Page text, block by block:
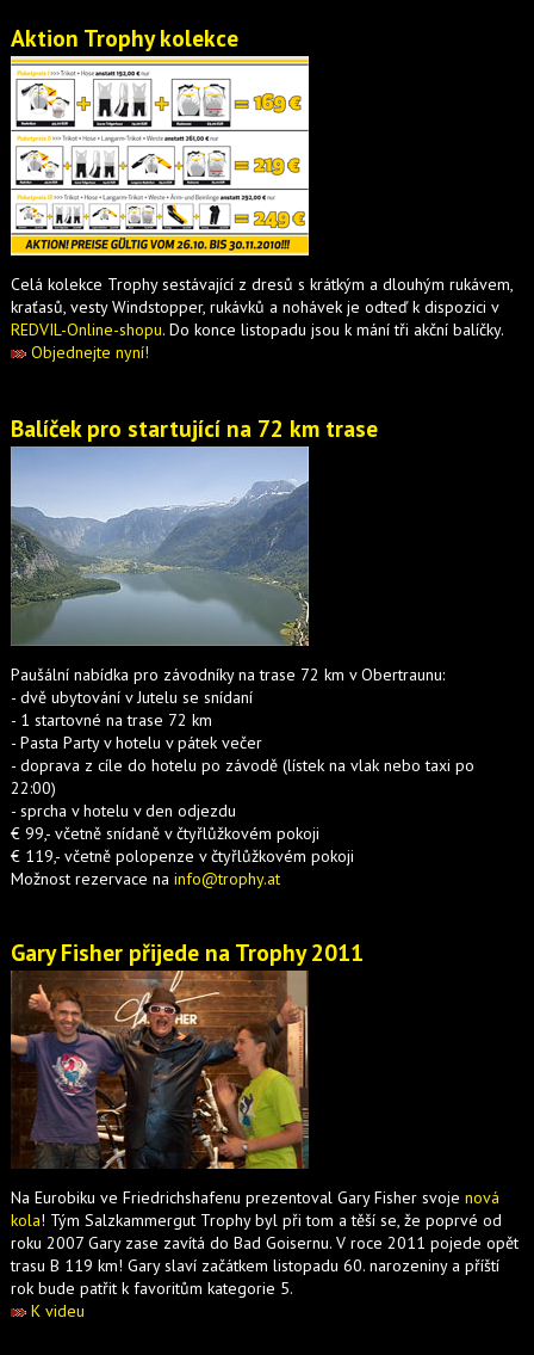
Aktion Trophy kolekce
Celá kolekce Trophy sestávající z dresů s krátkým a dlouhým rukávem,
kraťasů, vesty Windstopper, rukávků a nohávek je odteď k dispozici v
REDVIL-Online-shopu. Do konce listopadu jsou k mání tři akční balíčky.
Objednejte nyní!
Balíček pro startující na 72 km trase
Paušální nabídka pro závodníky na trase 72 km v Obertraunu:
- dvě ubytování v Jutelu se snídaní
- 1 startovné na trase 72 km
- Pasta Party v hotelu v pátek večer
- doprava z cíle do hotelu po závodě (lístek na vlak nebo taxi po
22:00)
- sprcha v hotelu v den odjezdu
€ 99,- včetně snídaně v čtyřlůžkovém pokoji
€ 119,- včetně polopenze v čtyřlůžkovém pokoji
Možnost rezervace na info@trophy.at
Gary Fisher přijede na Trophy 2011
Na Eurobiku ve Friedrichshafenu prezentoval Gary Fisher svoje nová
kola! Tým Salzkammergut Trophy byl při tom a těší se, že poprvé od
roku 2007 Gary zase zavítá do Bad Goisernu. V roce 2011 pojede opět
trasu B 119 km! Gary slaví začátkem listopadu 60. narozeniny a příští
rok bude patřit k favoritům kategorie 5.
K videu